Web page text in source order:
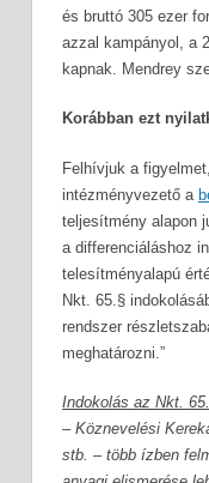
és bruttó 305 ezer
azzal kampányol, a
kapnak. Mendrey
Korábban ezt
Felhívjuk a
intézményvezető a
teljesítmény alapon
a differenciáláshoz
telesítményalapú
Nkt. 65.§
rendszer
meghatározni.”
Indokolás az Nkt.
– Köznevelési
stb. – több ízben